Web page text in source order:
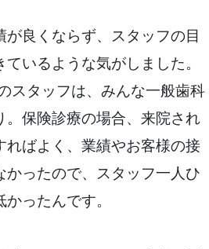
良くならず、スタッフの目
いるような気がしました。
スタッフは、みんな一般歯科
。保険診療の場合、来院され
ればよく、業績やお客様の接
かったので、スタッフ一人ひ
ったんです。